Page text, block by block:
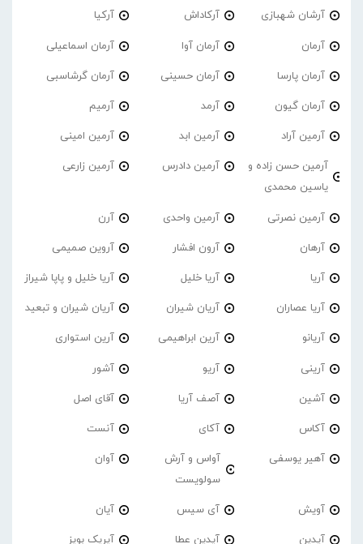
آرشان شهبازی آرکاداش آرکیا
آرمان آرمان آوا آرمان اسماعیلی
آرمان پارسا آرمان حسینی آرمان گرشاسبی
آرمان گیون آرمد آرمیم
آرمین آراد آرمین ابد آرمین امینی
آرمین حسن زاده و
یاسین محمدی
آرمین دادرس آرمین زارعی
آرمین نصرتی آرمین واحدی آرن
آرهان آرون افشار آروین صمیمی
آریا آریا خلیل آریا خلیل و پاپا شیراز
آریا عصاران آریان شیران آریان شیران و تبعید
آریانو آرین ابراهیمی آرین استواری
آرینی آریو آشور
آشین آصف آریا آقای اصل
آکاس آکای آنست
آهیر یوسفی
آواس و آرش
سولویست
آوان
آویش آی سیس آیان
آیدین آیدین عطا آیریک بویز